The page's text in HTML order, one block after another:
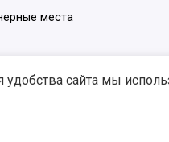
места
сайта мы